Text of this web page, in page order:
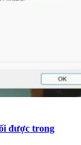
được trong